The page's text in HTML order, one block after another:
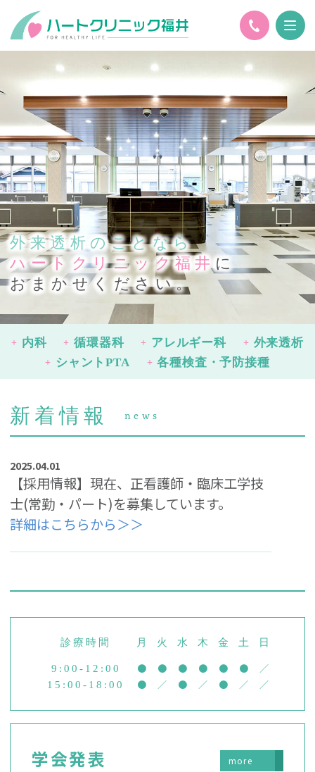
外来透析のことなら
ハートクリニック福井 に
おまかせください。
内科 循環器科 アレルギー科
外来透析
シャントPTA
各種検査・予防接種
新着情報 news
2025.04.01
【採用情報】現在、正看護師・臨床工学技
士(常勤・パート)を募集しています。
詳細はこちらから＞＞
診療時間 月 火 水 木 金 土 日
9:00-12:00 ● ● ● ● ● ● ／
15:00-18:00 ● ／ ● ／ ● ／ ／
学会発表 more